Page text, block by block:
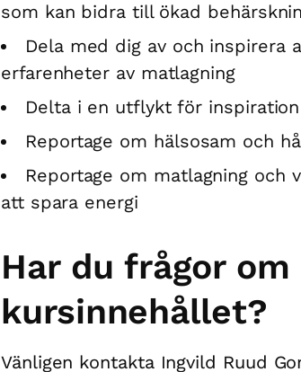
som kan bidra till ökad
Dela med dig av och inspirera
erfarenheter av matlagning
Delta i en utflykt för
Reportage om hälsosam och
Reportage om matlagning och
att spara energi
Har du frågor om
kursinnehållet?
Vänligen kontakta Ingvild Ruud